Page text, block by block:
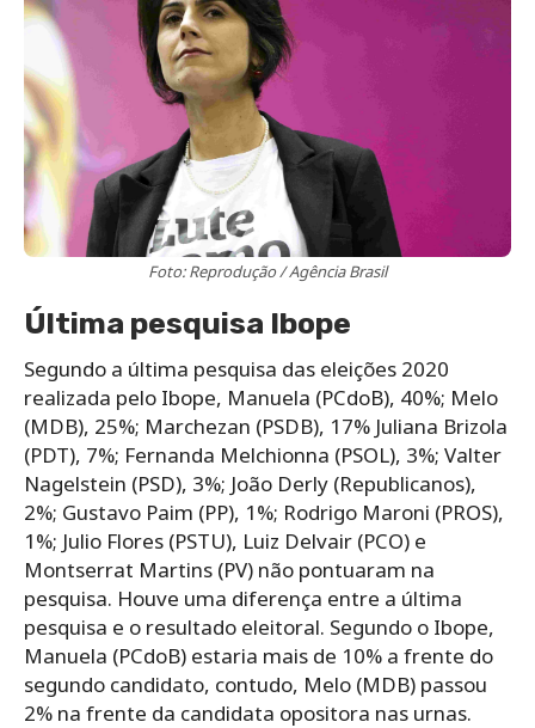
Foto: Reprodução / Agência Brasil
Última pesquisa Ibope
Segundo a última pesquisa das eleições 2020
realizada pelo Ibope, Manuela (PCdoB), 40%; Melo
(MDB), 25%; Marchezan (PSDB), 17% Juliana Brizola
(PDT), 7%; Fernanda Melchionna (PSOL), 3%; Valter
Nagelstein (PSD), 3%; João Derly (Republicanos),
2%; Gustavo Paim (PP), 1%; Rodrigo Maroni (PROS),
1%; Julio Flores (PSTU), Luiz Delvair (PCO) e
Montserrat Martins (PV) não pontuaram na
pesquisa. Houve uma diferença entre a última
pesquisa e o resultado eleitoral. Segundo o Ibope,
Manuela (PCdoB) estaria mais de 10% a frente do
segundo candidato, contudo, Melo (MDB) passou
2% na frente da candidata opositora nas urnas.